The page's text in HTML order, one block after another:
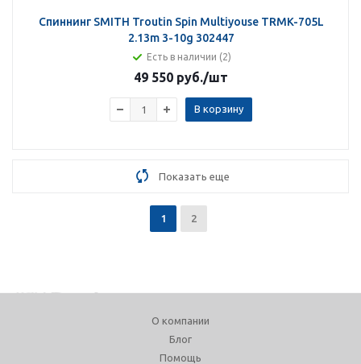
Спиннинг SMITH Troutin Spin Multiyouse TRMK-705L
2.13m 3-10g 302447
Есть в наличии (2)
49 550 руб./шт
В корзину
Показать еще
1 2
О компании
Блог
Помощь